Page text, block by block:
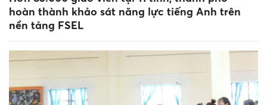
hoàn thành khảo sát năng lực tiếng Anh trên
nền tảng FSEL